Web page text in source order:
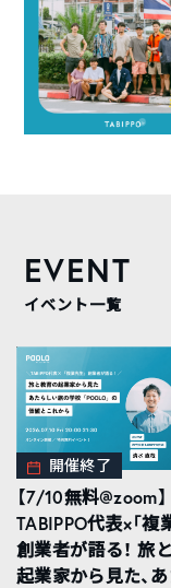
EVENT
イベント一覧
開催終了
【7/10無料@zoom】
TABIPPO代表×「複
創業者が語る！ 旅
起業家から見た、